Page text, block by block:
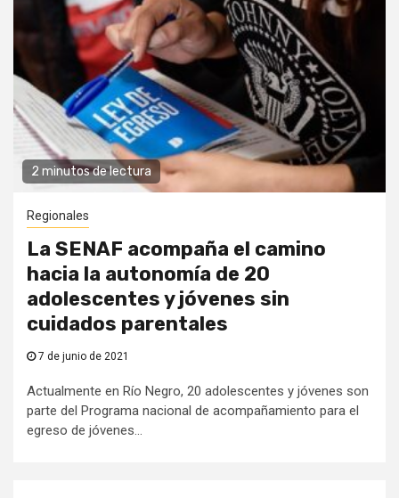
2 minutos de lectura
Regionales
La SENAF acompaña el camino
hacia la autonomía de 20
adolescentes y jóvenes sin
cuidados parentales
7 de junio de 2021
Actualmente en Río Negro, 20 adolescentes y jóvenes son
parte del Programa nacional de acompañamiento para el
egreso de jóvenes...